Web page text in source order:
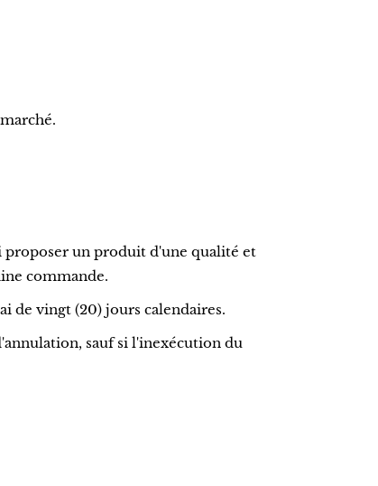
un produit d'une qualité et
commande.
de vingt (20) jours calendaires.
sauf si l'inexécution du